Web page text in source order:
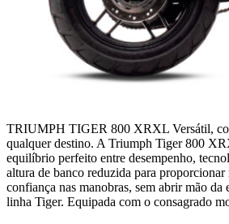
TRIUMPH TIGER 800 XRXL Versátil,
qualquer destino. A Triumph Tiger 800
equilíbrio perfeito entre desempenho,
altura de banco reduzida para proporcionar
confiança nas manobras, sem abrir mão da
linha Tiger. Equipada com o consagrado